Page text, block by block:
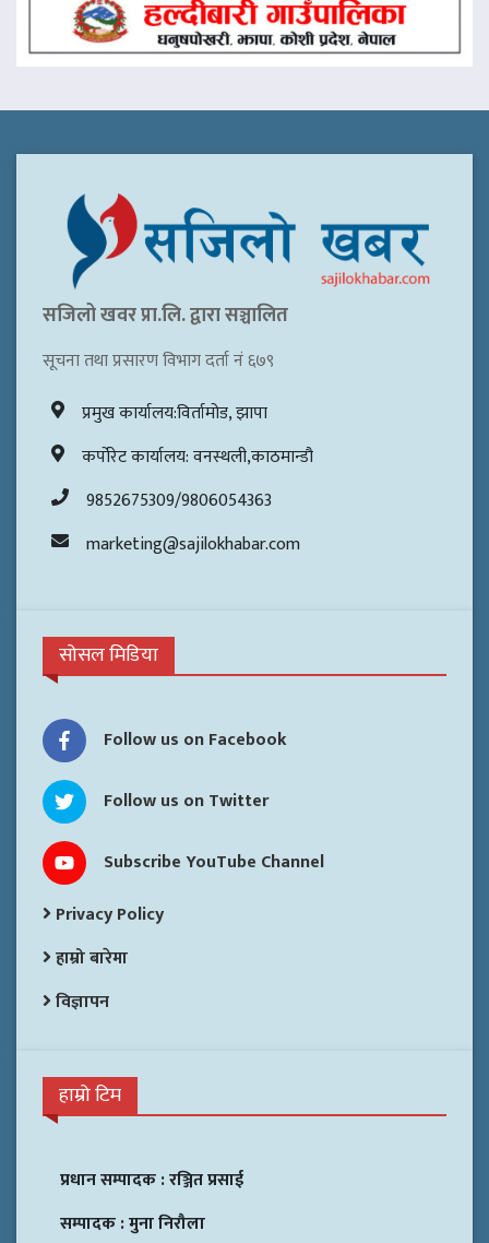
सजिलो खवर प्रा.लि. द्वारा सञ्चालित
सूचना तथा प्रसारण विभाग दर्ता नं ६७९
प्रमुख कार्यालय:विर्तामोड, झापा
कर्पोरेट कार्यालय: वनस्थली,काठमान्डौ
9852675309/9806054363
marketing@sajilokhabar.com
सोसल मिडिया
Follow us on Facebook
Follow us on Twitter
Subscribe YouTube Channel
Privacy Policy
हाम्रो बारेमा
विज्ञापन
हाम्रो टिम
प्रधान सम्पादक :रञ्जित प्रसाई
सम्पादक :मुना निरौला